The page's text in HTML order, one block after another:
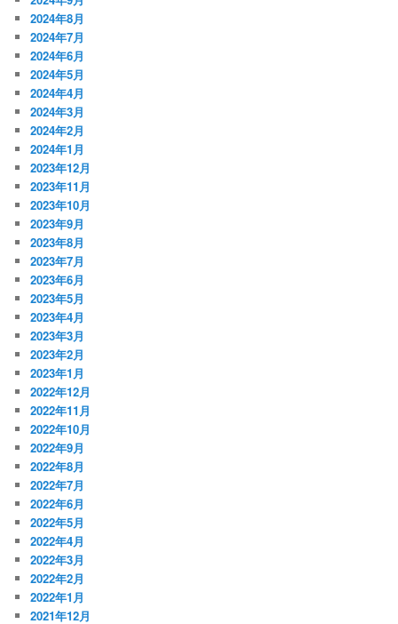
2024年8月
2024年7月
2024年6月
2024年5月
2024年4月
2024年3月
2024年2月
2024年1月
2023年12月
2023年11月
2023年10月
2023年9月
2023年8月
2023年7月
2023年6月
2023年5月
2023年4月
2023年3月
2023年2月
2023年1月
2022年12月
2022年11月
2022年10月
2022年9月
2022年8月
2022年7月
2022年6月
2022年5月
2022年4月
2022年3月
2022年2月
2022年1月
2021年12月